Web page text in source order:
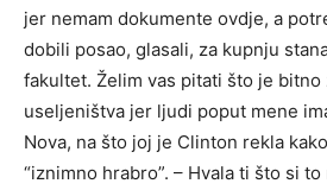
jer nemam dokumente ovdje, a
dobili posao, glasali, za kupnju
fakultet. Želim vas pitati što je bitno
useljeništva jer ljudi poput mene
Nova, na što joj je Clinton rekla
“iznimno hrabro”. – Hvala ti što si